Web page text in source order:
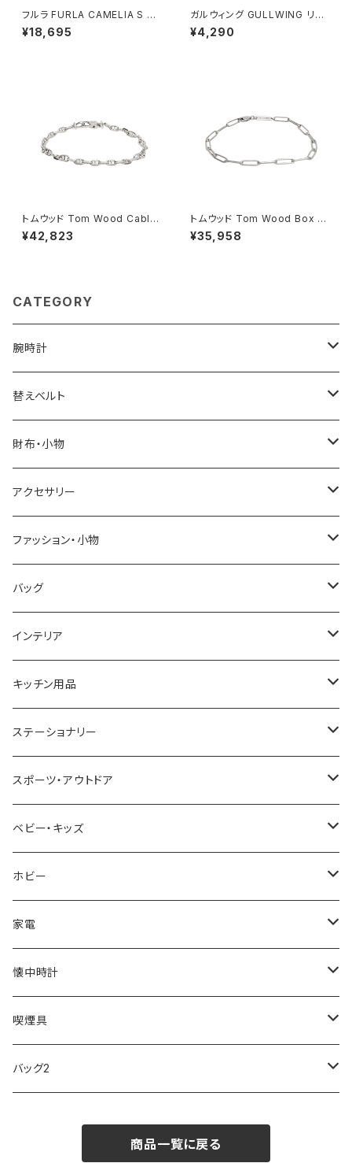
フルラ FURLA CAMELIA S C
OMPACT WALLETS 二つ折り
財布 wp00315-are000-o60
¥18,695
ガルウィング GULLWING リュ
ック 23L 軽量 大容量 デイパッ
ク 42603-2h メンズ グリーン
¥4,290
トムウッド Tom Wood Cable
Bracelet ブレスレット 10008
7-65 シルバー
¥42,823
トムウッド Tom Wood Box Br
acelet ブレスレット 100066-
77 シルバー
¥35,958
CATEGORY
腕時計
ELGIN
SALVATORE MARRA
CASIO
GRANDEUR
COGU
GAGA MILANO
CACTUS
TIMEX
NIXON
AVALANCHE
ORIENT
ZEPPELIN
SKAGEN
FOOTBALL WATCHES
ARCA FUTURA
替えベルト
COACH
DANIEL WELLINGTON
LACOSTE
DIESEL
MICHAEL KORS
NO BRAND
財布・小物
SONNE
DUCT
TRANSNUMBER
SAAMA HOMME
ARNOLD PALMER
MICHAEL KORS
DIESEL
ALV
Merge
ETTINGER
COACH
BVLGARI
VANQUISH
アクセサリー
GUCCI
TIFFANY&CO
FOLLI FOLLIE
POLICE
PAUL HEWITT
22designstudio
BOTTEGA VENETA
EMPORIO ARMANI
CALVIN KLEIN
DANIEL WELLINGTON
SWAROVSKI
VIVIENNE WESTWOOD
ファッション・小物
DAKS
栃木レザー
NIKE
DUNHILL
NEWYORKER
OROBIANCO
Ellese
COLEMAN
MONTBLANC
Fashion Accessory Cllection
ISLAND
バッグ
MANHATTAN PORTAGE
United HOMME
RODANIA
BEAMZSQUARE
BLAZER CLUB
ANDY HAWARD
G GUSTO
GULLWING
LESPORTSAC
PRADA
インテリア
CRYSTOCRAFT
SEIKO
CITIZEN
BRAUN
RHYTHM
BLOSSOM
MONDAINE
MAWA
その他
キッチン用品
I'mD
Helios
VALENTINO VISCANI
ステーショナリー
LAMY
WATERMAN
PARKER
PELIKAN
CROSS
MONTBLANC
SWAROVSKI
スポーツ・アウトドア
Trangia
Barebones
FEUERHAND
CASIO
ベビー・キッズ
ふわりぃ
ERGO BABY
ホビー
その他
AMOS
OMMIX
COACH
家電
CREATE
TORAY
OMRON
懐中時計
MONDAINE
喫煙具
ZIPPO
バッグ2
商品一覧に戻る